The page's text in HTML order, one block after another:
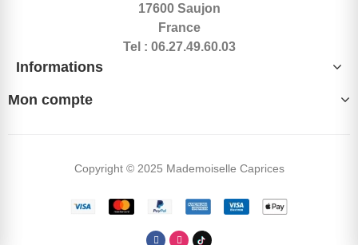
17600 Saujon
France
Tel : 06.27.49.60.03
Informations
Mon compte
Copyright © 2025 Mademoiselle Caprices